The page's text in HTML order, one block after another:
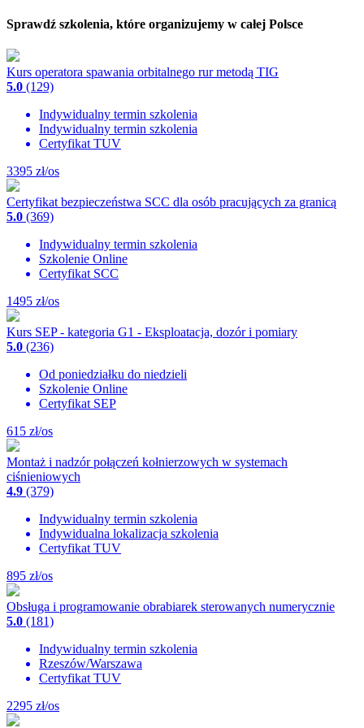
Sprawdź szkolenia, które organizujemy w całej Polsce
Kurs operatora spawania orbitalnego rur metodą TIG
5.0 (129)
Indywidualny termin szkolenia
Indywidualny termin szkolenia
Certyfikat TUV
3395 zł/os
Certyfikat bezpieczeństwa SCC dla osób pracujących za granicą
5.0 (369)
Indywidualny termin szkolenia
Szkolenie Online
Certyfikat SCC
1495 zł/os
Kurs SEP - kategoria G1 - Eksploatacja, dozór i pomiary
5.0 (236)
Od poniedziałku do niedzieli
Szkolenie Online
Certyfikat SEP
615 zł/os
Montaż i nadzór połączeń kołnierzowych w systemach
ciśnieniowych
4.9 (379)
Indywidualny termin szkolenia
Indywidualna lokalizacja szkolenia
Certyfikat TUV
895 zł/os
Obsługa i programowanie obrabiarek sterowanych numerycznie
5.0 (181)
Indywidualny termin szkolenia
Rzeszów/Warszawa
Certyfikat TUV
2295 zł/os